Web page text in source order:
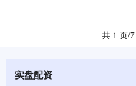
共 1 页/
实盘配资